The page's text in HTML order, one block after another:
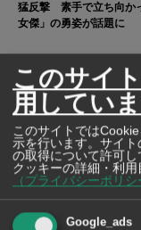
猛反撃 素手で立ち向か
女傑」の勇姿が話題に
SNSで毎日ニュー
このサイ
用していま
このサイトでは
示を行います。サイ
の取得について許可し
クッキーの詳細・利
（プライバシーポリシ
Google_ads